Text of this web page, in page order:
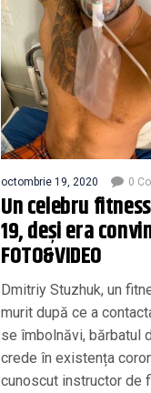
octombrie 19, 2020 0
Un celebru
19, deși era
FOTO&VIDEO
Dmitriy Stuzhuk, un
murit după ce a
se îmbolnăvi, bărbatul
crede în existența
cunoscut instructor de